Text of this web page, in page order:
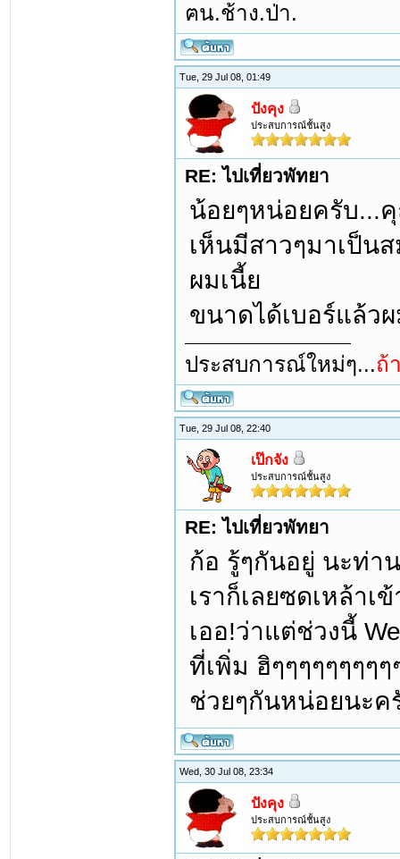
ฅน.ช้าง.ป่า.
Tue, 29 Jul 08, 01:49
ปังคุง
ประสบการณ์ชั้นสูง
RE: ไปเที่ยวพัทยา
น้อยๆหน่อยครับ...
เห็นมีสาวๆมาเป็น
ผมเนี้ย
ขนาดได้เบอร์แล้ว
ประสบการณ์ใหม่ๆ...ถ้
Tue, 29 Jul 08, 22:40
เป๊กจัง
ประสบการณ์ชั้นสูง
RE: ไปเที่ยวพัทยา
ก้อ รู้ๆกันอยู่ นะท่า
เราก็เลยซดเหล้าเ
เออ!ว่าแต่ช่วงนี้
ที่เพิ่ม ฮิๆๆๆๆๆๆๆๆๆ
ช่วยๆกันหน่อยนะค
Wed, 30 Jul 08, 23:34
ปังคุง
ประสบการณ์ชั้นสูง